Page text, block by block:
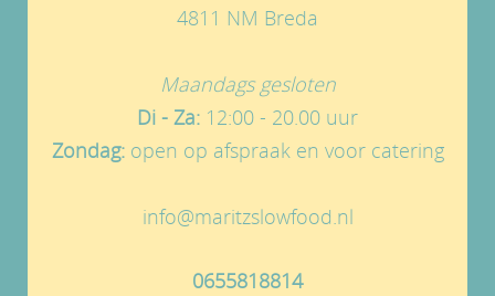
4811 NM Breda
Maandags gesloten
Di - Za: 12:00 - 20.00 uur
Zondag:open op afspraak en voor catering
info@maritzslowfood.nl
0655818814